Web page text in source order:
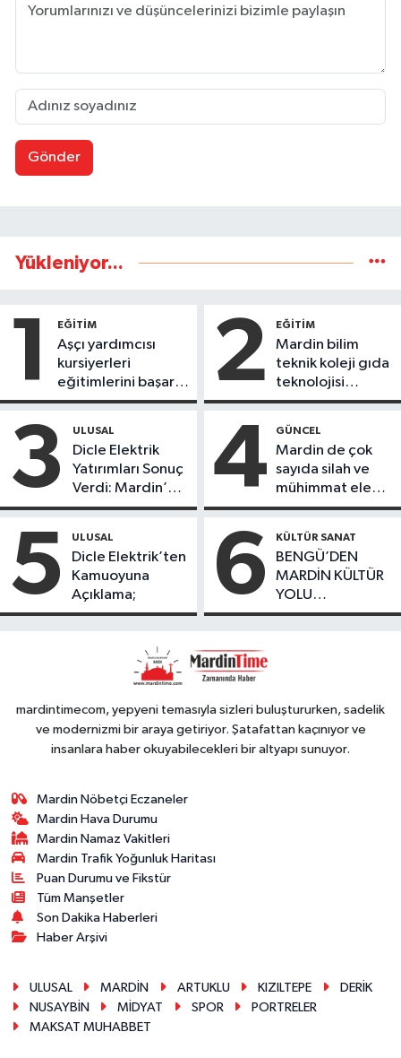
Gönder
Yükleniyor...
1 EĞİTİM
Aşçı yardımcısı
kursiyerleri
eğitimlerini başarı
ile tamamladı
2 EĞİTİM
Mardin bilim
teknik koleji gıda
teknolojisi
öğrencileri
ürünlerini satarak
köydeki
çoçuklara kitap
desteğinde
bulundu
3 ULUSAL
Dicle Elektrik
Yatırımları Sonuç
Verdi: Mardin’de
Kayıp Kaçak
Düşüş
4 GÜNCEL
Mardin de çok
sayıda silah ve
mühimmat ele
geçirildi
5 ULUSAL
Dicle Elektrik’ten
Kamuoyuna
Açıklama;
6 KÜLTÜR SANAT
BENGÜ’DEN
MARDİN KÜLTÜR
YOLU
FESTIVALİ’NDE
mardintimecom, yepyeni temasıyla sizleri buluştururken, sadelik
ve modernizmi bir araya getiriyor. Şatafattan kaçınıyor ve
insanlara haber okuyabilecekleri bir altyapı sunuyor.
Mardin Nöbetçi Eczaneler
Mardin Hava Durumu
Mardin Namaz Vakitleri
Mardin Trafik Yoğunluk Haritası
Puan Durumu ve Fikstür
Tüm Manşetler
Son Dakika Haberleri
Haber Arşivi
ULUSAL MARDİN ARTUKLU KIZILTEPE
DERİK
NUSAYBİN
MİDYAT SPOR
PORTRELER
MAKSAT MUHABBET